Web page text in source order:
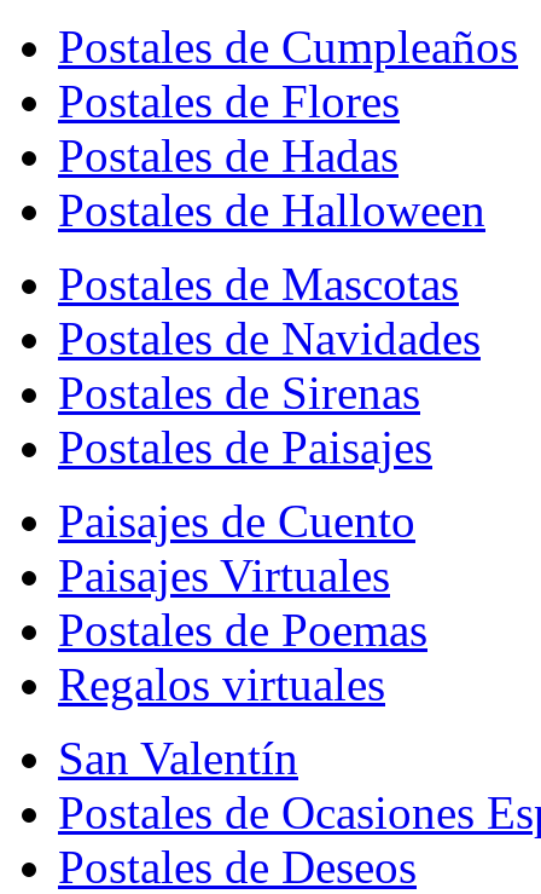
Postales de Cumpleaños
Postales de Flores
Postales de Hadas
Postales de Halloween
Postales de Mascotas
Postales de Navidades
Postales de Sirenas
Postales de Paisajes
Paisajes de Cuento
Paisajes Virtuales
Postales de Poemas
Regalos virtuales
San Valentín
Postales de Ocasiones
Postales de Deseos